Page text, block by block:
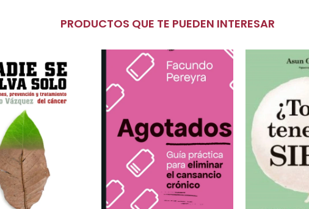
PRODUCTOS QUE TE PUEDEN INTERESAR